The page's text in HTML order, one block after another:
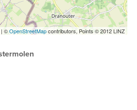
| ©OpenStreetMapcontributors, Points © 2012 LINZ